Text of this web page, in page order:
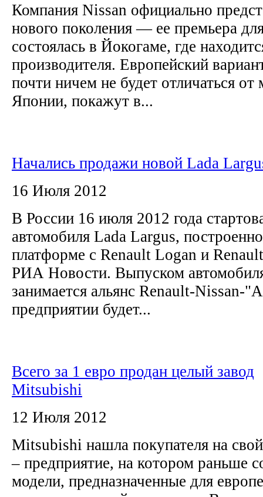
Компания Nissan официально
нового поколения — ее премьера
состоялась в Йокогаме, где
производителя. Европейский
почти ничем не будет отличаться
Японии, покажут в...
Начались продажи новой Lada
16 Июля 2012
В России 16 июля 2012 года
автомобиля Lada Largus,
платформе с Renault Logan и
РИА Новости. Выпуском
занимается альянс Renault-Nissan-
предприятии будет...
Всего за 1 евро продан целый завод
Mitsubishi
12 Июля 2012
Mitsubishi нашла покупателя на
– предприятие, на котором раньше
модели, предназначенные для